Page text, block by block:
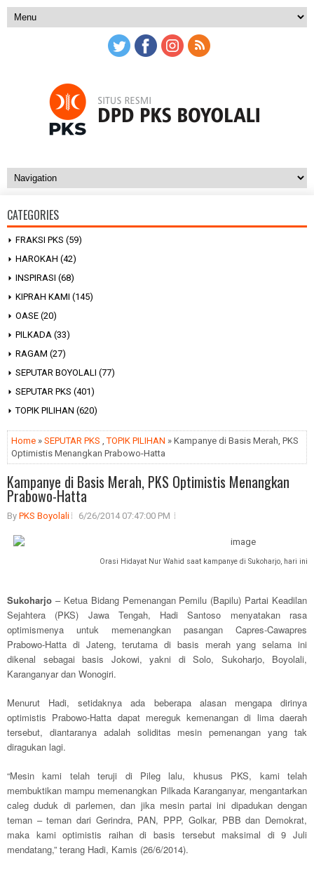
CATEGORIES
FRAKSI PKS (59)
HAROKAH (42)
INSPIRASI (68)
KIPRAH KAMI (145)
OASE (20)
PILKADA (33)
RAGAM (27)
SEPUTAR BOYOLALI (77)
SEPUTAR PKS (401)
TOPIK PILIHAN (620)
Home » SEPUTAR PKS ,TOPIK PILIHAN » Kampanye di Basis Merah, PKS
Optimistis Menangkan Prabowo-Hatta
Kampanye di Basis Merah, PKS Optimistis Menangkan
Prabowo-Hatta
By PKS Boyolali 6/26/2014 07:47:00 PM
Orasi Hidayat Nur Wahid saat kampanye di Sukoharjo, hari
Sukoharjo – Ketua Bidang Pemenangan Pemilu (Bapilu) Partai Keadilan
Sejahtera (PKS) Jawa Tengah, Hadi Santoso menyatakan rasa
optimismenya untuk memenangkan pasangan Capres-Cawapres
Prabowo-Hatta di Jateng, terutama di basis merah yang selama ini
dikenal sebagai basis Jokowi, yakni di Solo, Sukoharjo, Boyolali,
Karanganyar dan Wonogiri.
Menurut Hadi, setidaknya ada beberapa alasan mengapa dirinya
optimistis Prabowo-Hatta dapat mereguk kemenangan di lima daerah
tersebut, diantaranya adalah soliditas mesin pemenangan yang tak
diragukan lagi.
“Mesin kami telah teruji di Pileg lalu, khusus PKS, kami telah
membuktikan mampu memenangkan Pilkada Karanganyar, mengantarkan
caleg duduk di parlemen, dan jika mesin partai ini dipadukan dengan
teman – teman dari Gerindra, PAN, PPP, Golkar, PBB dan Demokrat,
maka kami optimistis raihan di basis tersebut maksimal di 9 Juli
mendatang,” terang Hadi, Kamis (26/6/2014).